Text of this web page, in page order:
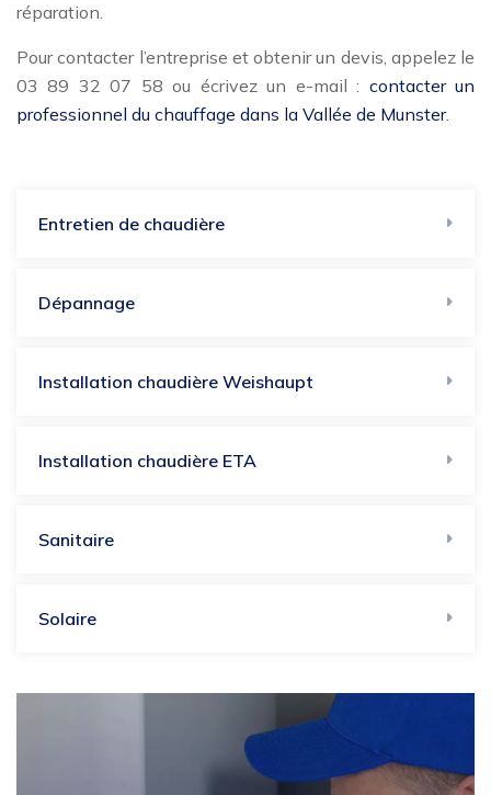
réparation.
Pour contacter l’entreprise et obtenir un devis, appelez le
03 89 32 07 58 ou écrivez un e-mail : contacter un
professionnel du chauffage dans la Vallée de Munster.
Entretien de chaudière
Dépannage
Installation chaudière Weishaupt
Installation chaudière ETA
Sanitaire
Solaire